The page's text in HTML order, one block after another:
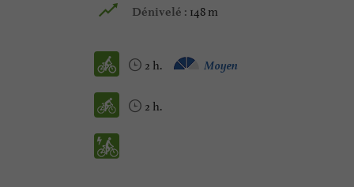
Dénivelé : 148 m
2 h. Moyen
2 h.